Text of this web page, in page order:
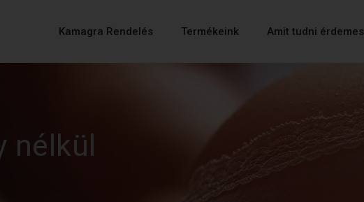
Kamagra Rendelés Termékeink Amit tudni érdemes
nélkül